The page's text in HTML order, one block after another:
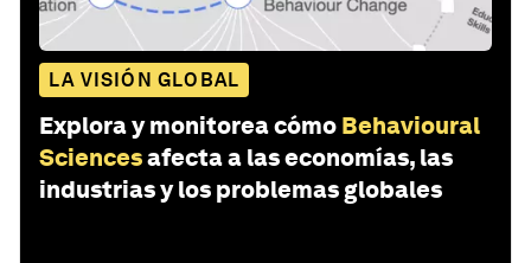
LA VISIÓN GLOBAL
Explora y monitorea cómo Behavioural
Sciencesafecta a las economías, las
industrias y los problemas globales